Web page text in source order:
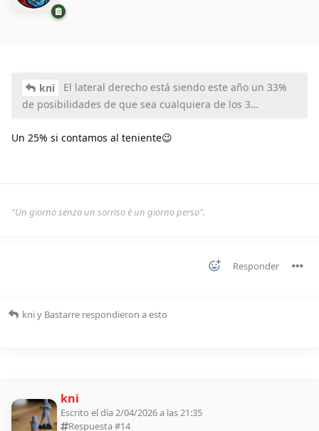
kni
El lateral derecho está siendo este año un 33%
de posibilidades de que sea cualquiera de los 3…
Un 25% si contamos al teniente😉
"Un giorno senza un sorriso è un giorno perso".
Responder
kniy Bastarre respondieron a esto
kni
Escrito el día 2/04/2026 a las 21:35
Respuesta #14